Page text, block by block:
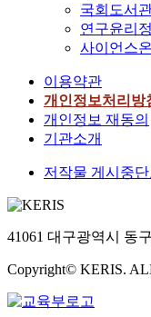
국회도서
연구윤리
사이언스
이용약관
개인정보처리방
개인정보 재동의
기관소개
저작물 게시중단
41061 대구광역시 동
Copyright© KERIS.